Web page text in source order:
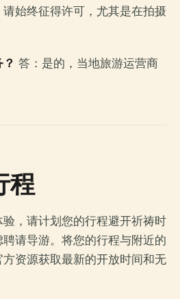
请始终征得许可，尤其是在拍摄
答：是的，当地旅游运营商
程
，请计划您的行程避开祈祷时
请导游。将您的行程与附近的
资源获取最新的开放时间和无